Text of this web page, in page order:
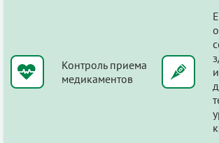
Контроль приема
медикаментов